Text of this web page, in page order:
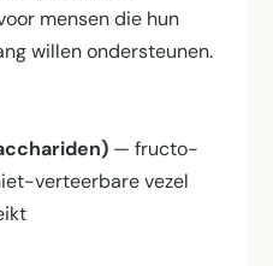
mensen die hun
willen ondersteunen.
— fructo-
verteerbare vezel